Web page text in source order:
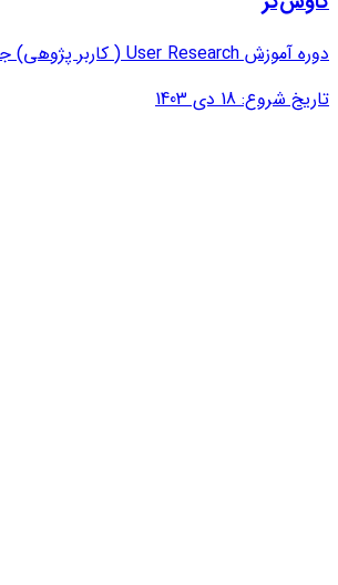
دوره آموزش User Research ( کاربر پژوهی) جامع
تاریخ شروع: 18 دی 1403